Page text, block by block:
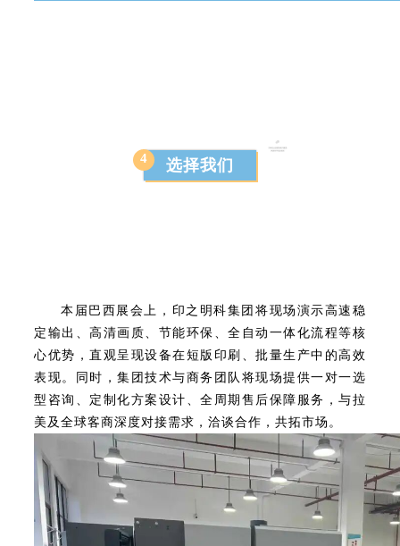
4 选择我们
本届巴西展会上，印之明科集团将现场演示高速稳
定输出、高清画质、节能环保、全自动一体化流程等核
心优势，直观呈现设备在短版印刷、批量生产中的高效
表现。同时，集团技术与商务团队将现场提供一对一选
型咨询、定制化方案设计、全周期售后保障服务，与拉
美及全球客商深度对接需求，洽谈合作，共拓市场。